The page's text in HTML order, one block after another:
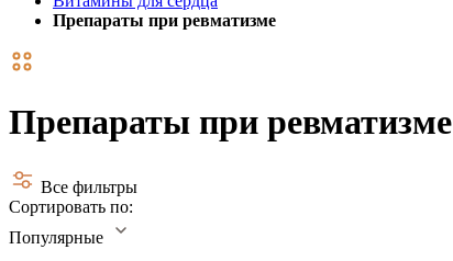
Препараты при ревматизме
Препараты при ревматизме
Все фильтры
Сортировать по:
Популярные